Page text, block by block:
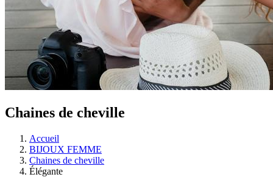
Chaines de cheville
Accueil
BIJOUX FEMME
Chaines de cheville
Élégante